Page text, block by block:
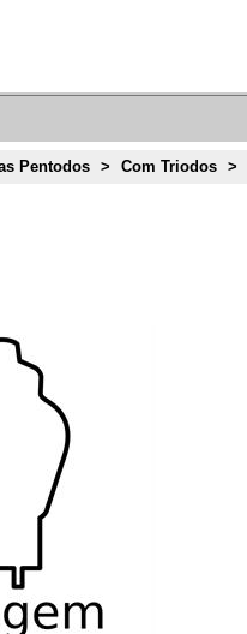
Pentodos > Com Triodos >